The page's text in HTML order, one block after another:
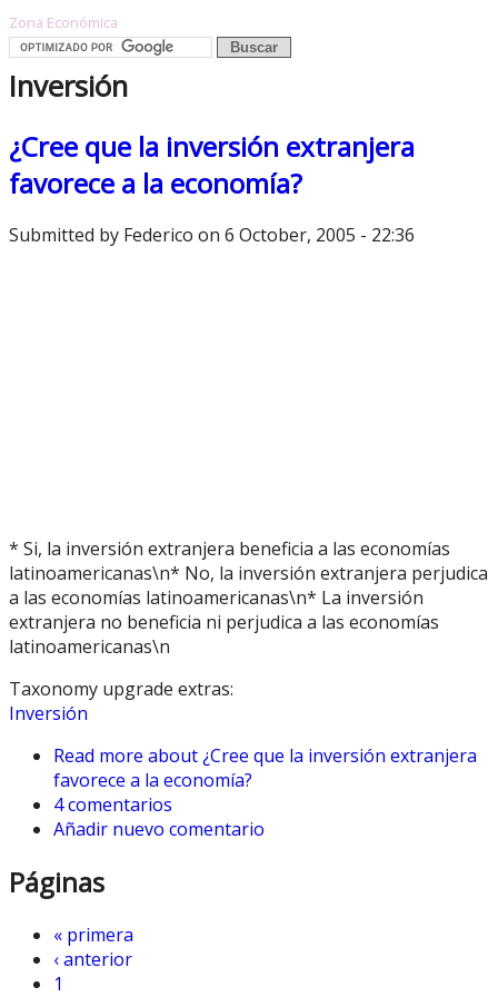
Zona Económica
Inversión
¿Cree que la inversión extranjera
favorece a la economía?
Submitted by Federico on 6 October, 2005 - 22:36
* Si, la inversión extranjera beneficia a las economías
latinoamericanas\n* No, la inversión extranjera perjudica
a las economías latinoamericanas\n* La inversión
extranjera no beneficia ni perjudica a las economías
latinoamericanas\n
Taxonomy upgrade extras:
Inversión
Read more about ¿Cree que la inversión extranjera
favorece a la economía?
4 comentarios
Añadir nuevo comentario
Páginas
« primera
‹ anterior
1